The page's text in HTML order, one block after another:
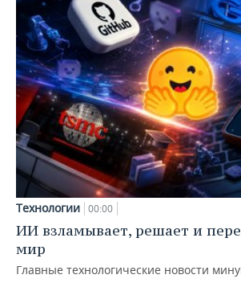
Технологии 00:00
ИИ взламывает, решает и
мир
Главные технологические новости